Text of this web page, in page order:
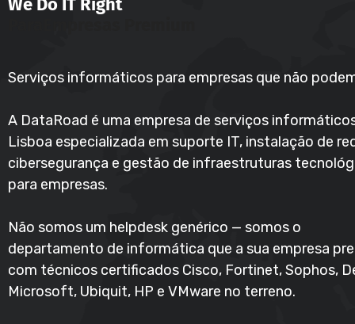
Serviços informáticos para empresas que não
A DataRoad é uma empresa de serviços
Lisboa especializada em suporte IT, instalação de
cibersegurança e gestão de infraestruturas
para empresas.
Não somos um helpdesk genérico — somos o
departamento de informática que a sua empresa
com técnicos certificados Cisco, Fortinet, Sophos,
Microsoft, Ubiquit, HP e VMware no terreno.